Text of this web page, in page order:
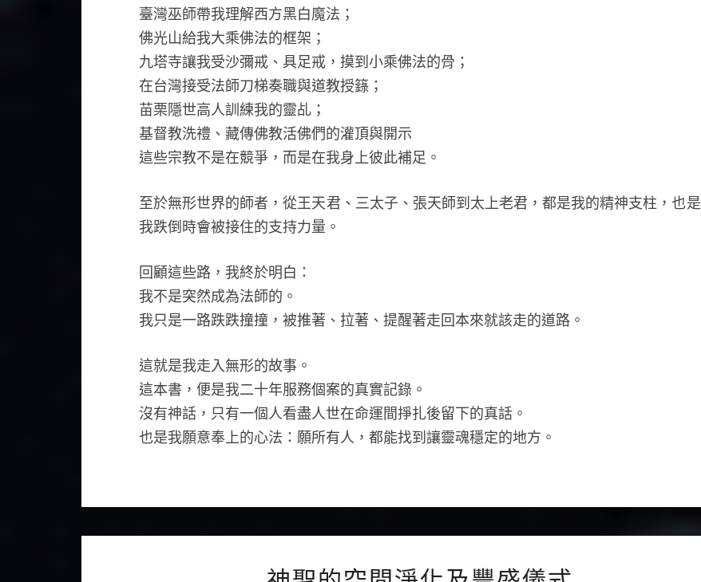
臺灣巫師帶我理解西方黑白魔法；
佛光山給我大乘佛法的框架；
九塔寺讓我受沙彌戒、具足戒，摸到小乘佛法的骨；
在台灣接受法師刀梯奏職與道教授籙；
苗栗隱世高人訓練我的靈乩；
基督教洗禮、藏傳佛教活佛們的灌頂與開示
這些宗教不是在競爭，而是在我身上彼此補足。
至於無形世界的師者，從王天君、三太子、張天師到太上老君，都是我的精神支柱，也是
我跌倒時會被接住的支持力量。
回顧這些路，我終於明白：
我不是突然成為法師的。
我只是一路跌跌撞撞，被推著、拉著、提醒著走回本來就該走的道路。
這就是我走入無形的故事。
這本書，便是我二十年服務個案的真實記錄。
沒有神話，只有一個人看盡人世在命運間掙扎後留下的真話。
也是我願意奉上的心法：願所有人，都能找到讓靈魂穩定的地方。